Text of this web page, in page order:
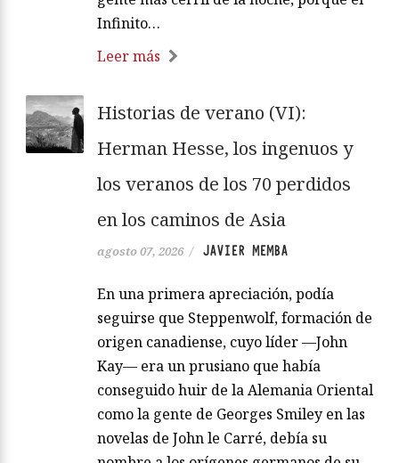
Infinito…
Leer más
Historias de verano (VI):
Herman Hesse, los ingenuos y
los veranos de los 70 perdidos
en los caminos de Asia
agosto 07, 2026 / JAVIER MEMBA
En una primera apreciación, podía
seguirse que Steppenwolf, formación de
origen canadiense, cuyo líder —John
Kay— era un prusiano que había
conseguido huir de la Alemania Oriental
como la gente de Georges Smiley en las
novelas de John le Carré, debía su